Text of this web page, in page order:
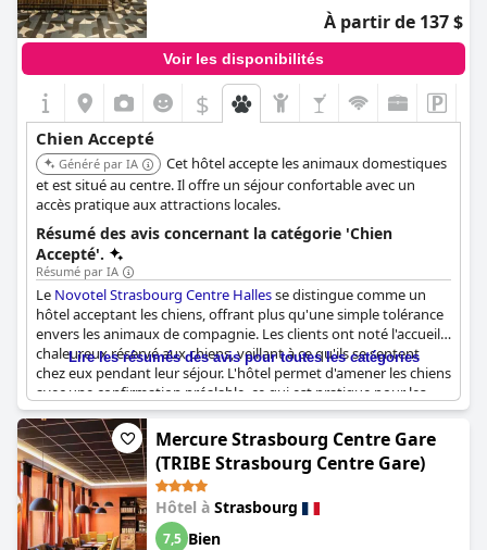
À partir de 137 $
Voir les disponibilités
$
Chien Accepté
Généré par IA
Cet hôtel accepte les animaux domestiques
et est situé au centre. Il offre un séjour confortable avec un
accès pratique aux attractions locales.
Résumé des avis concernant la catégorie 'Chien
Accepté'.
Résumé par IA
Le Novotel Strasbourg Centre Hallesse distingue comme un
hôtel acceptant les chiens, offrant plus qu'une simple tolérance
envers les animaux de compagnie. Les clients ont noté l'accueil
chaleureux réservé aux chiens, veillant à ce qu'ils se sentent
chez eux pendant leur séjour. L'hôtel permet d'amener les chiens
avec une confirmation préalable, ce qui est pratique pour les
propriétaires d'animaux. Bien qu'il y ait un supplément de 17,50
€ pour les animaux de compagnie, l'expérience globale pour les
chiens est positive, de nombreux clients mentionnant à quel
point leurs chiens étaient heureux pendant leur visite.
Lire les résumés des avis pour toutes les catégories
Mercure Strasbourg Centre Gare
(TRIBE Strasbourg Centre Gare)
Hôtel à Strasbourg
7,5 Bien